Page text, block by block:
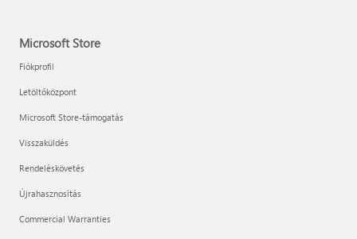
Microsoft Store
Fiókprofil
Letöltőközpont
Microsoft Store-támogatás
Visszaküldés
Rendeléskövetés
Újrahasznosítás
Commercial Warranties